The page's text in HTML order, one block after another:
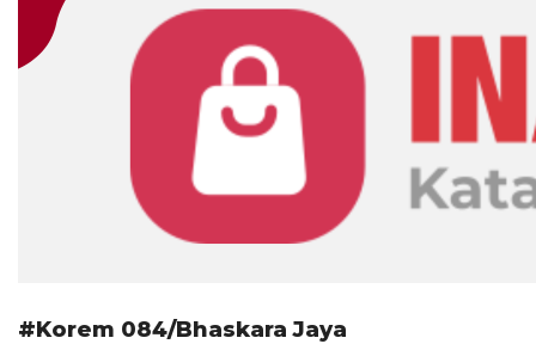
#Korem 084/Bhaskara Jaya